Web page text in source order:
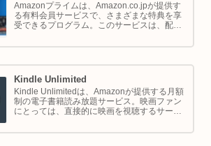
Amazonプライムは、Amazon.co.jpが提供す
る有料会員サービスで、さまざまな特典を享
受できるプログラム。このサービスは、配送
実、さらには限定割引までをカバーし、日常
Kindle Unlimited
Kindle Unlimitedは、Amazonが提供する月額
制の電子書籍読み放題サービス。映画ファン
にとっては、直接的に映画を視聴するサービ
理解し、楽しむための間接的なツールとして